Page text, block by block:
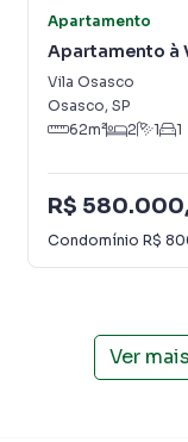
Apartamento
Apartamento à
Vila Osasco
Osasco, SP
62m² 2 1 1
R$
Condomínio R$
Ver